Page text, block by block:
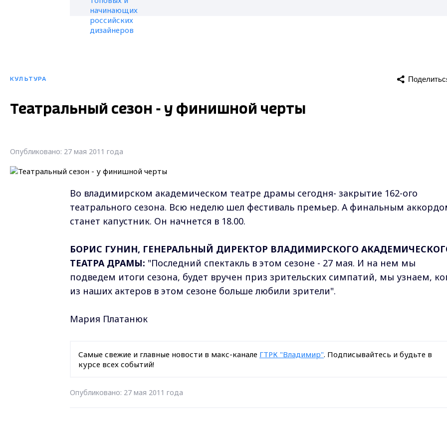
КУЛЬТУРА
Театральный сезон - у финишной черты
Опубликовано: 27 мая 2011 года
Во владимирском академическом театре драмы сегодня- закрытие 162-ого
театрального сезона. Всю неделю шел фестиваль премьер. А финальным
станет капустник. Он начнется в 18.00.
БОРИС ГУНИН, ГЕНЕРАЛЬНЫЙ ДИРЕКТОР ВЛАДИМИРСКОГО
ТЕАТРА ДРАМЫ: "Последний спектакль в этом сезоне - 27 мая. И на нем мы
подведем итоги сезона, будет вручен приз зрительских симпатий, мы узнаем,
из наших актеров в этом сезоне больше любили зрители".
Мария Платанюк
Самые свежие и главные новости в макс-канале ГТРК "Владимир". Подписывайтесь и будьте в
курсе всех событий!
Опубликовано: 27 мая 2011 года